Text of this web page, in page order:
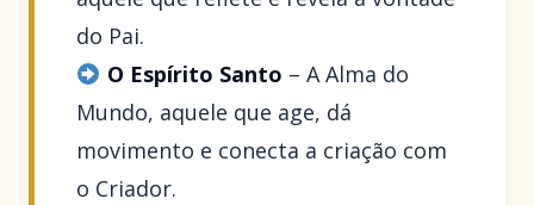
do Pai.
O Espírito Santo – A Alma do
Mundo, aquele que age, dá
movimento e conecta a criação com
o Criador.